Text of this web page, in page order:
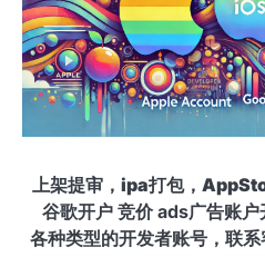
上架提审，ipa打包，
谷歌开户 竞价 ads广告账
各种类型的开发者账号，联系